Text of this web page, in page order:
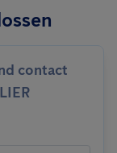
contact